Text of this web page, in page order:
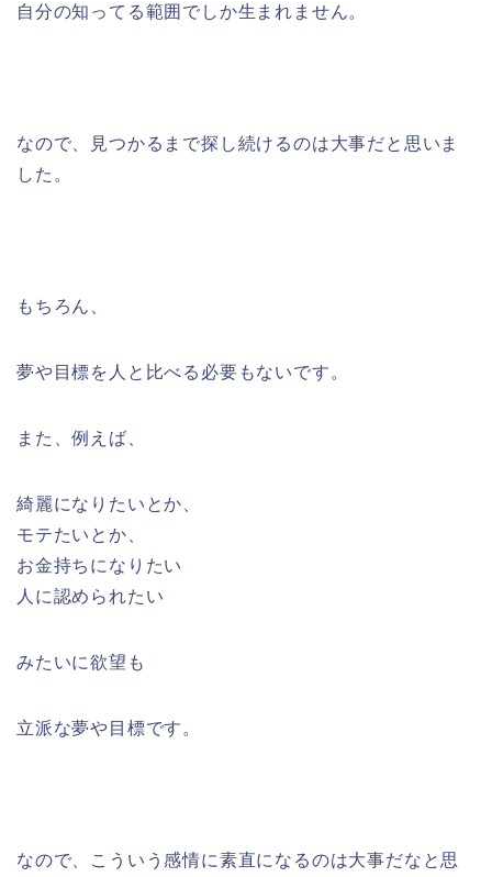
自分の知ってる範囲でしか生まれません。
なので、見つかるまで探し続けるのは大事だと思いま
した。
もちろん、
夢や目標を人と比べる必要もないです。
また、例えば、
綺麗になりたいとか、
モテたいとか、
お金持ちになりたい
人に認められたい
みたいに欲望も
立派な夢や目標です。
なので、こういう感情に素直になるのは大事だなと思